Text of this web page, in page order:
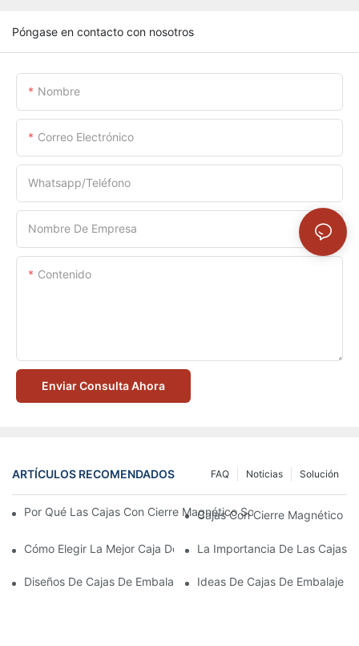
Póngase en contacto con nosotros
Nombre
Correo Electrónico
Whatsapp/Teléfono
Nombre De Empresa
Contenido
Enviar Consulta Ahora
ARTÍCULOS RECOMENDADOS Solución
Noticias
FAQ
Por Qué Las Cajas Con Cierre Magnético Son La Mejor Opción
Cajas Con Cierre Magnético
Cómo Elegir La Mejor Caja De Embalaje Para Productos De
La Importancia De Las Cajas
Diseños De Cajas De Embalaje Para Productos De Cuidado
Ideas De Cajas De Embalaje